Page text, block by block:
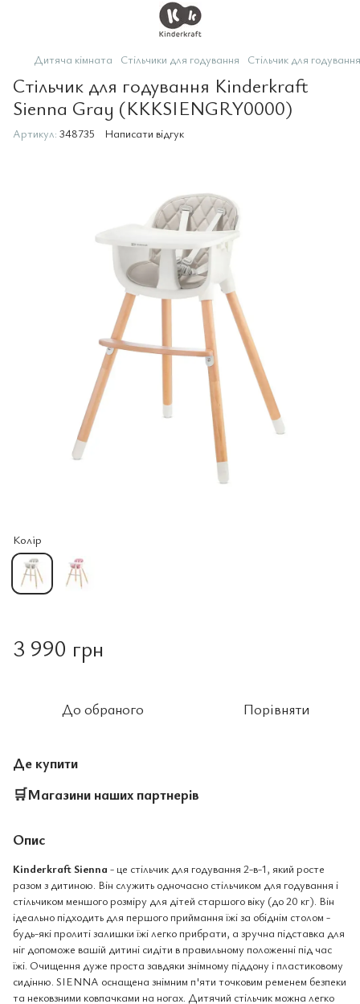
Дитяча кімната Стільчики для годування Стільчик для
Стільчик для годування Kinderkraft
Sienna Gray (KKKSIENGRY0000)
Артикул: 348735 Написати відгук
Колір
3 990 грн
До обраного Порівняти
Де купити
🛒Магазини наших партнерів
Опис
Kinderkraft Sienna - це стільчик для годування 2-в-1, який росте
разом з дитиною. Він служить одночасно стільчиком для годування і
стільчиком меншого розміру для дітей старшого віку (до 20 кг). Він
ідеально підходить для першого приймання їжі за обіднім столом -
будь-які пролиті залишки їжі легко прибрати, а зручна підставка для
ніг допоможе вашій дитині сидіти в правильному положенні під час
їжі. Очищення дуже проста завдяки знімному піддону і пластиковому
сидінню. SIENNA оснащена знімним п'яти точковим ременем безпеки
та нековзними ковпачками на ногах. Дитячий стільчик можна легко